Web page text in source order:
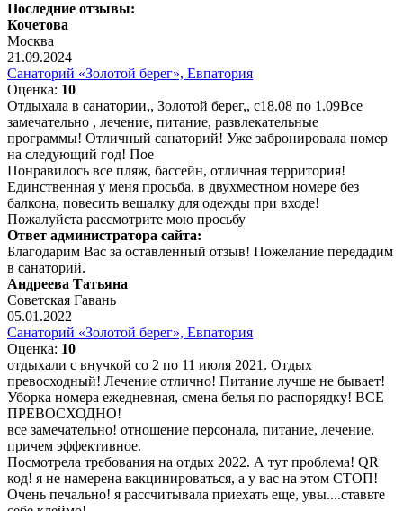
Последние отзывы:
Кочетова
Москва
21.09.2024
Санаторий «Золотой берег», Евпатория
Оценка: 10
Отдыхала в санатории,, Золотой берег,, с18.08 по 1.09Все
замечательно , лечение, питание, развлекательные
программы! Отличный санаторий! Уже забронировала номер
на следующий год! Пое
Понравилось все пляж, бассейн, отличная территория!
Единственная у меня просьба, в двухместном номере без
балкона, повесить вешалку для одежды при входе!
Пожалуйста рассмотрите мою просьбу
Ответ администратора сайта:
Благодарим Вас за оставленный отзыв! Пожелание передадим
в санаторий.
Андреева Татьяна
Советская Гавань
05.01.2022
Санаторий «Золотой берег», Евпатория
Оценка: 10
отдыхали с внучкой со 2 по 11 июля 2021. Отдых
превосходный! Лечение отлично! Питание лучше не бывает!
Уборка номера ежедневная, смена белья по распорядку! ВСЕ
ПРЕВОСХОДНО!
все замечательно! отношение персонала, питание, лечение.
причем эффективное.
Посмотрела требования на отдых 2022. А тут проблема! QR
код! я не намерена вакцинироваться, а у вас на этом СТОП!
Очень печально! я рассчитывала приехать еще, увы....ставьте